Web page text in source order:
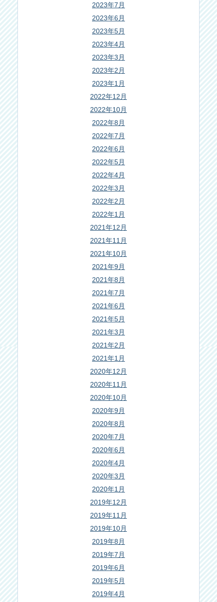
2023年7月
2023年6月
2023年5月
2023年4月
2023年3月
2023年2月
2023年1月
2022年12月
2022年10月
2022年8月
2022年7月
2022年6月
2022年5月
2022年4月
2022年3月
2022年2月
2022年1月
2021年12月
2021年11月
2021年10月
2021年9月
2021年8月
2021年7月
2021年6月
2021年5月
2021年3月
2021年2月
2021年1月
2020年12月
2020年11月
2020年10月
2020年9月
2020年8月
2020年7月
2020年6月
2020年4月
2020年3月
2020年1月
2019年12月
2019年11月
2019年10月
2019年8月
2019年7月
2019年6月
2019年5月
2019年4月